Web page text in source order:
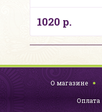
1020 р.
О магазине
Оплата